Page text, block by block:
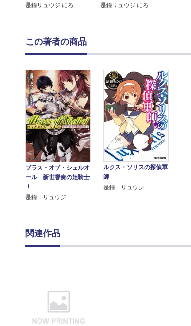
是鐘リュウジ にろ
是鐘リュウジ にろ
この著者の商品
ブラス・オブ・シェルオ
ール 新世響奏の姫騎士
Ｉ
是鐘 リュウジ
ルクス・ソリスの探偵軍
師
是鐘 リュウジ
関連作品